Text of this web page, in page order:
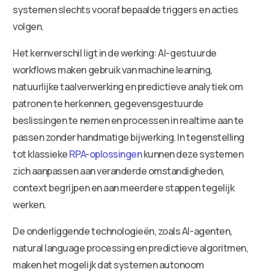
systemen slechts vooraf bepaalde triggers en acties
volgen.
Het kernverschil ligt in de werking: AI-gestuurde
workflows maken gebruik van machine learning,
natuurlijke taalverwerking en predictieve analytiek om
patronen te herkennen, gegevensgestuurde
beslissingen te nemen en processen in realtime aan te
passen zonder handmatige bijwerking. In tegenstelling
tot klassiekeRPA-oplossingenkunnen deze systemen
zich aanpassen aan veranderde omstandigheden,
context begrijpen en aan meerdere stappen tegelijk
werken.
De onderliggende technologieën, zoals AI-agenten,
natural language processing en predictieve algoritmen,
maken het mogelijk dat systemen autonoom